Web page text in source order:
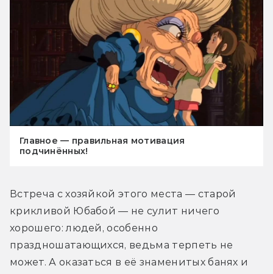
Главное — правильная мотивация
подчинённых!
Встреча с хозяйкой этого места — старой
крикливой Юбабой — не сулит ничего
хорошего: людей, особенно
праздношатающихся, ведьма терпеть не
может. А оказаться в её знаменитых банях и